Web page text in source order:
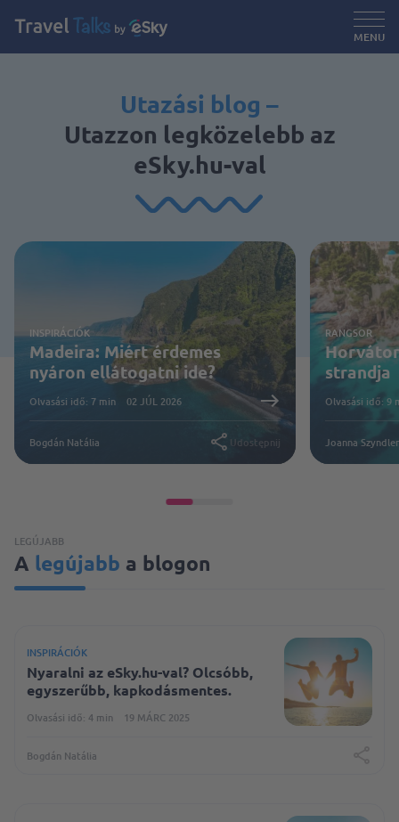
MENU
Utazási blog –
Utazzon legközelebb az
eSky.hu-val
INSPIRÁCIÓK
Madeira: Miért érdemes
nyáron ellátogatni ide?
Olvasási idő: 7 min 02 JÚL 2026
Bogdán Natália Udostępnij
RANGSOR
strandja
Olvasási idő: 9
Joanna Szyndler
LEGÚJABB
A legújabb a blogon
INSPIRÁCIÓK
Nyaralni az eSky.hu-val? Olcsóbb,
egyszerűbb, kapkodásmentes.
Olvasási idő: 4 min 19 MÁRC 2025
Bogdán Natália